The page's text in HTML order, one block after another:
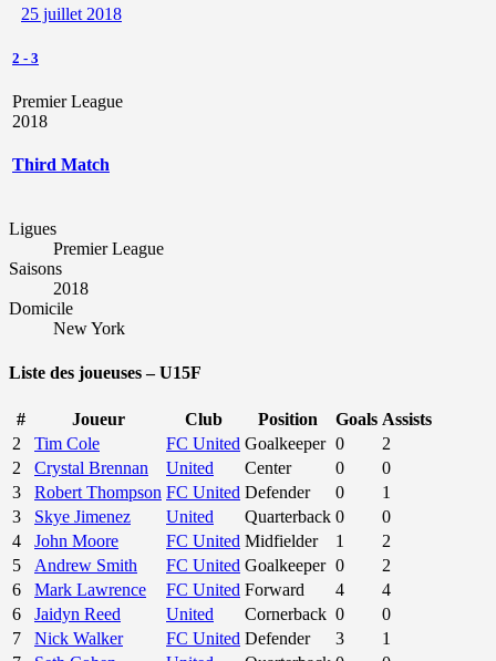
25 juillet 2018
2 - 3
Premier League
2018
Third Match
Ligues
Premier League
Saisons
2018
Domicile
New York
Liste des joueuses – U15F
# Joueur Club Position Goals Assists
2
Tim Cole FC United Goalkeeper 0
2
2
Crystal Brennan United Center 0
0
3
Robert Thompson FC United Defender 0
1
3
Skye Jimenez United Quarterback 0
0
4
John Moore FC United Midfielder 1
2
5
Andrew Smith FC United Goalkeeper 0
2
6
Mark Lawrence FC United Forward 4
4
6
Jaidyn Reed United Cornerback 0
0
7
Nick Walker FC United Defender 3
1